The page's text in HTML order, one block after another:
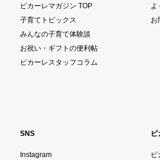
ピカーレマガジン TOP
子育てトピックス
みんなの子育て体験談
お祝い・ギフトの便利帖
ピカーレスタッフコラム
よ
お
SNS
Instagram
ピ
ピ